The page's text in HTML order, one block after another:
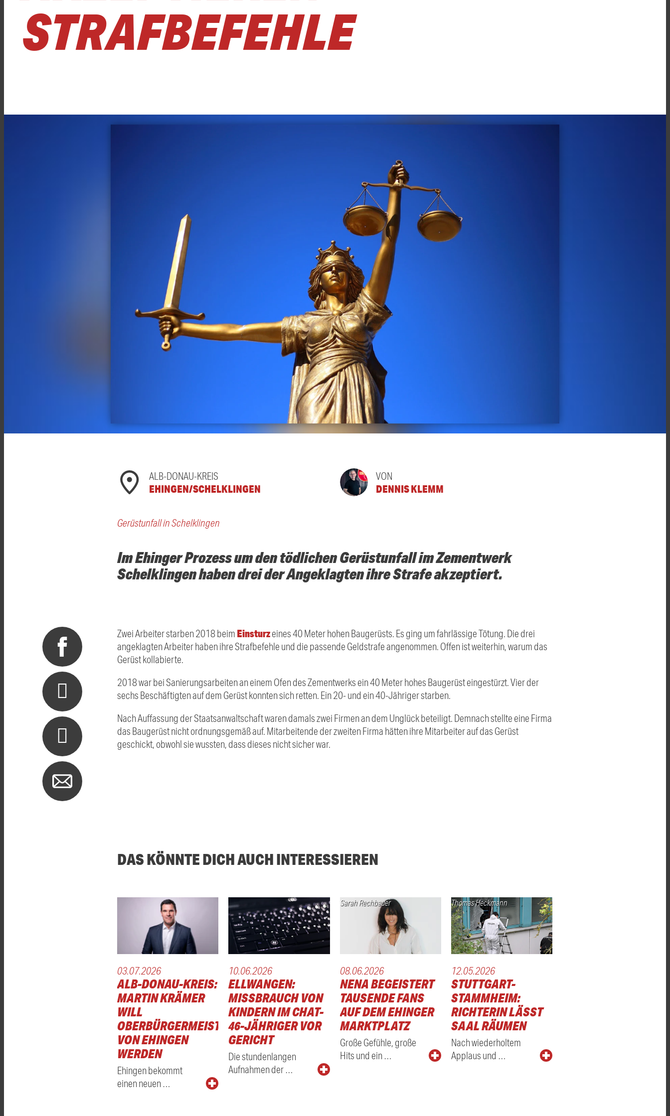
STRAFBEFEHLE
ALB-DONAU-KREIS
EHINGEN/SCHELKLINGEN
VON
DENNIS KLEMM
Gerüstunfall in Schelklingen
Im Ehinger Prozess um den tödlichen Gerüstunfall im Zementwerk
Schelklingen haben drei der Angeklagten ihre Strafe akzeptiert.
Zwei Arbeiter starben 2018 beim Einsturzeines 40 Meter hohen Baugerüsts. Es ging um fahrlässige Tötung. Die drei
angeklagten Arbeiter haben ihre Strafbefehle und die passende Geldstrafe angenommen. Offen ist weiterhin, warum das
Gerüst kollabierte.
2018 war bei Sanierungsarbeiten an einem Ofen des Zementwerks ein 40 Meter hohes Baugerüst eingestürzt. Vier der
sechs Beschäftigten auf dem Gerüst konnten sich retten. Ein 20- und ein 40-Jähriger starben.
Nach Auffassung der Staatsanwaltschaft waren damals zwei Firmen an dem Unglück beteiligt. Demnach stellte eine Firma
das Baugerüst nicht ordnungsgemäß auf. Mitarbeitende der zweiten Firma hätten ihre Mitarbeiter auf das Gerüst
geschickt, obwohl sie wussten, dass dieses nicht sicher war.
DAS KÖNNTE DICH AUCH INTERESSIEREN
03.07.2026
ALB-DONAU-KREIS:
MARTIN KRÄMER
WILL
OBERBÜRGERMEISTER
VON EHINGEN
WERDEN
Ehingen bekommt
einen neuen …
10.06.2026
ELLWANGEN:
MISSBRAUCH VON
KINDERN IM CHAT-
46-JÄHRIGER VOR
GERICHT
Die stundenlangen
Aufnahmen der …
Sarah Rechbauer
08.06.2026
NENA BEGEISTERT
TAUSENDE FANS
AUF DEM EHINGER
MARKTPLATZ
Große Gefühle, große
Hits und ein …
Thomas Heckmann
12.05.2026
STUTTGART-
STAMMHEIM:
RICHTERIN LÄSST
SAAL RÄUMEN
Nach wiederholtem
Applaus und …